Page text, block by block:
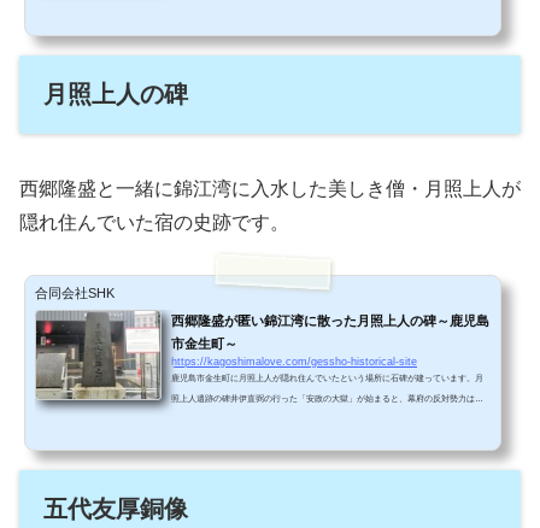
歩いて五分で着きました。こちらの動画は実際に天文館通りを歩いた様子です。照
いコイがお堀の中をゆったり泳いでいました。いろあざやか...
月照上人の碑
西郷隆盛と一緒に錦江湾に入水した美しき僧・月照上人が
隠れ住んでいた宿の史跡です。
合同会社SHK
西郷隆盛が匿い錦江湾に散った月照上人の碑～鹿児島
市金生町～
https://kagoshimalove.com/gessho-historical-site
鹿児島市金生町に月照上人が隠れ住んでいたという場所に石碑が建っています。月
照上人遺跡の碑井伊直弼の行った「安政の大獄」が始まると、幕府の反対勢力は
島の繁華街・天文館の一角にひっそりと佇んでいます...
五代友厚銅像